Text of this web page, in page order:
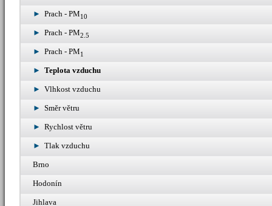
Prach - PM10
Prach - PM2.5
Prach - PM1
Teplota vzduchu
Vlhkost vzduchu
Směr větru
Rychlost větru
Tlak vzduchu
Brno
Hodonín
Jihlava